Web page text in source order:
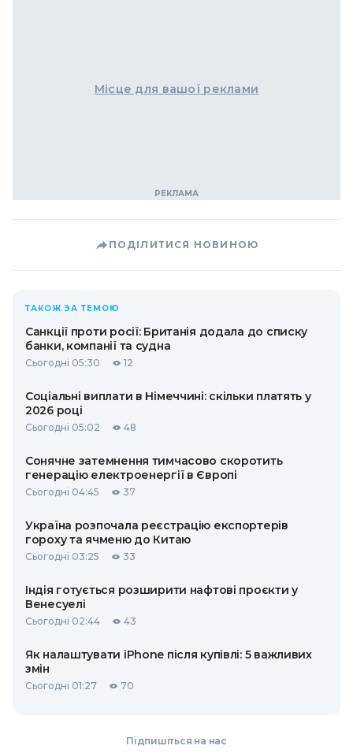
Місце для вашої реклами
ПОДІЛИТИСЯ НОВИНОЮ
ТАКОЖ ЗА ТЕМОЮ
Санкції проти росії: Британія додала до списку
банки, компанії та судна
Сьогодні 05:30 12
Соціальні виплати в Німеччині: скільки платять у
2026 році
Сьогодні 05:02 48
Сонячне затемнення тимчасово скоротить
генерацію електроенергії в Європі
Сьогодні 04:45 37
Україна розпочала реєстрацію експортерів
гороху та ячменю до Китаю
Сьогодні 03:25 33
Індія готується розширити нафтові проєкти у
Венесуелі
Сьогодні 02:44 43
Як налаштувати iPhone після купівлі: 5 важливих
змін
Сьогодні 01:27 70
Підпишіться на нас